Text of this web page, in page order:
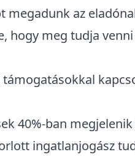
megadunk az
hogy meg tudja
40%-ban
ingatlanjogász